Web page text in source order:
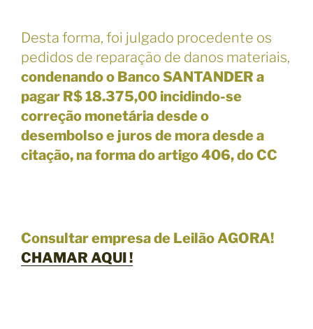
Desta forma, foi julgado procedente os
pedidos de reparação de danos materiais,
condenando o Banco SANTANDER a
pagar R$ 18.375,00 incidindo-se
correção monetária desde o
desembolso e juros de mora desde a
citação, na forma do artigo 406, do CC
Consultar empresa de Leilão AGORA!
CHAMAR AQUI !